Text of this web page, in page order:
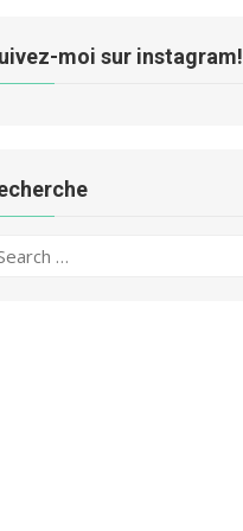
moi sur instagram!